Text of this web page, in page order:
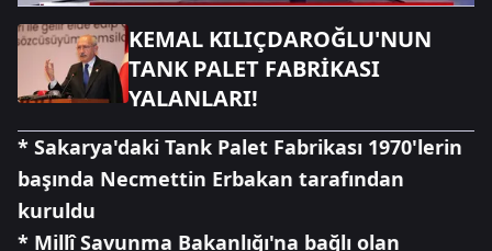
KEMAL KILIÇDAROĞLU'NUN
TANK PALET FABRİKASI
YALANLARI!
* Sakarya'daki Tank Palet Fabrikası 1970'lerin
başında Necmettin Erbakan tarafından
kuruldu
* Millî Savunma Bakanlığı'na bağlı olan